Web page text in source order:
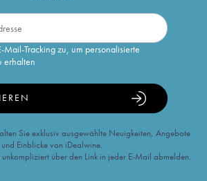
Mail-Tracking zu, um personalisierte
erhalten
Sie exklusiv ausgewählte Neuigkeiten, Angebote
und Einblicke von iDealwine.
über den Link in jeder E-Mail abmelden.